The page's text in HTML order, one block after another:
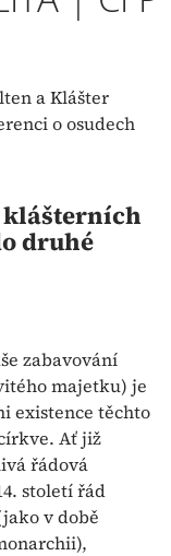
a Klášter
o osudech
klášterních
druhé
zabavování
majetku) je
existence těchto
Ať již
řádová
století řád
v době